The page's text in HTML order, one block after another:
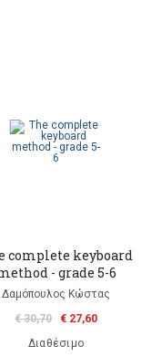
complete keyboard
- grade 5-6
Δαμόπουλος Κώστας
€ 30,70
€ 27,60
Διαθέσιμο